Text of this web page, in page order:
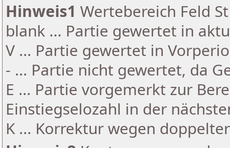
Hinweis1 Wertebereich Feld
blank ... Partie gewertet in
V ... Partie gewertet in
- ... Partie nicht gewertet, da
E ... Partie vorgemerkt zur
Einstiegselozahl in der
K ... Korrektur wegen